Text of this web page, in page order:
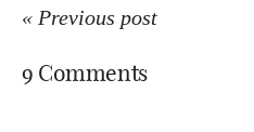
« Previous post
9 Comments